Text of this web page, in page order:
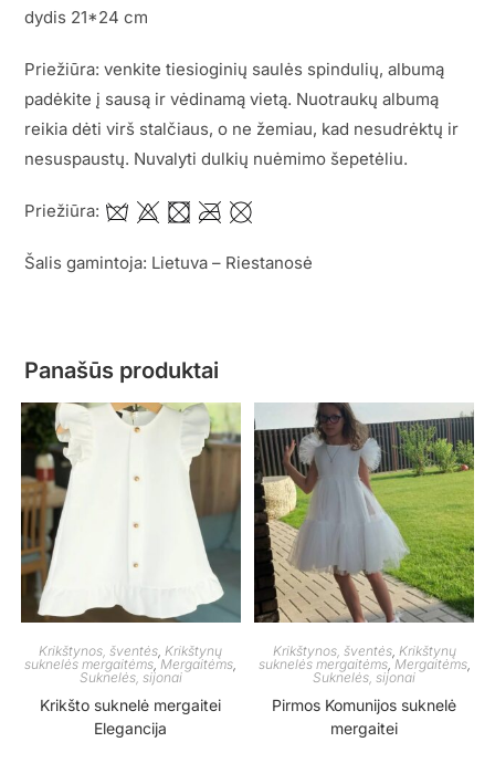
dydis 21*24 cm
Priežiūra: venkite tiesioginių saulės spindulių, albumą
padėkite į sausą ir vėdinamą vietą. Nuotraukų albumą
reikia dėti virš stalčiaus, o ne žemiau, kad nesudrėktų ir
nesuspaustų. Nuvalyti dulkių nuėmimo šepetėliu.
Priežiūra:
Šalis gamintoja: Lietuva – Riestanosė
Panašūs produktai
Krikštynos, šventės,Krikštynų
suknelės mergaitėms,Mergaitėms,
Suknelės, sijonai
Krikšto suknelė mergaitei
Elegancija
Krikštynos, šventės, Krikštynų
suknelės mergaitėms,Mergaitėms,
Suknelės, sijonai
Pirmos Komunijos suknelė
mergaitei